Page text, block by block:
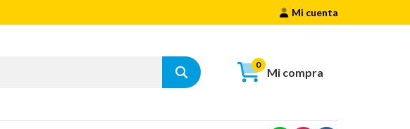
Mi cuenta
Mi compra
0